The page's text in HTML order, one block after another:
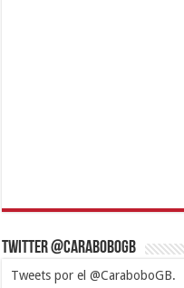
Twitter @CaraboboGB
Tweets por el @CaraboboGB.